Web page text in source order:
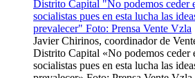
Javier Chirinos, coordinador de
Distrito Capital «No podemos ceder
socialistas pues en esta lucha las